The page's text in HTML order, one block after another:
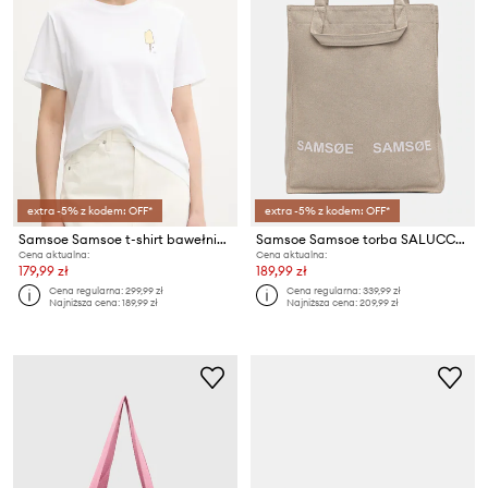
extra -5% z kodem: OFF*
Samsoe Samsoe t-shirt bawełniany SACAMINO
Cena aktualna:
179,99 zł
Cena regularna:299,99 zł
Najniższa cena:189,99 zł
extra -5% z kodem: OFF*
Samsoe Samsoe torba SALUCCA
Cena aktualna:
189,99 zł
Cena regularna:339,99 zł
Najniższa cena:209,99 zł